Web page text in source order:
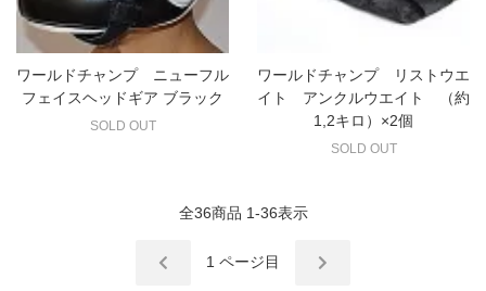
ワールドチャンプ ニューフル
フェイスヘッドギア ブラック
SOLD OUT
ワールドチャンプ リストウエ
イト アンクルウエイト （約
1,2キロ）×2個
SOLD OUT
全36商品 1-36表示
1 ページ目